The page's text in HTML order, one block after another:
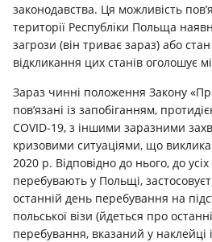
законодавства. Ця можливість
території Республіки Польща
загрози (він триває зараз) або
відкликання цих станів оголошує
Зараз чинні положення Закону
пов’язані із запобіганням,
COVID-19, з іншими заразними
кризовими ситуаціями, що
2020 р. Відповідно до нього, до усіх
перебувають у Польщі,
останній день перебування на
польської візи (йдеться про
перебування, вказаний у наклейці